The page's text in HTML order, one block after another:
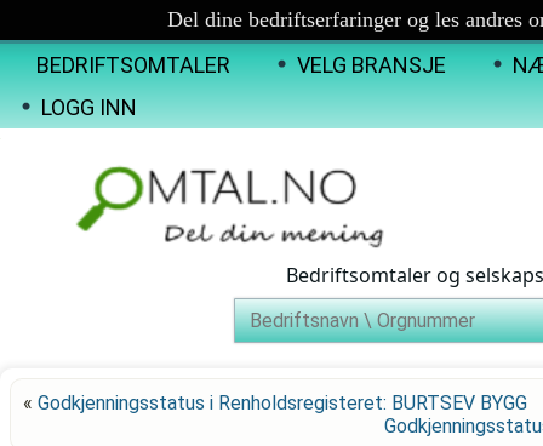
Del dine bedriftserfaringer og les andres
BEDRIFTSOMTALER VELG BRANSJE
LOGG INN
Bedriftsomtaler og
« Godkjenningsstatus i Renholdsregisteret: BURTSEV BYGG